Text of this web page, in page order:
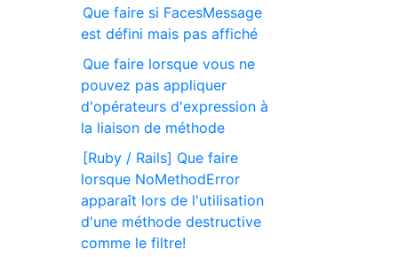
Que faire si FacesMessage
est défini mais pas affiché
Que faire lorsque vous ne
pouvez pas appliquer
d'opérateurs d'expression à
la liaison de méthode
[Ruby / Rails] Que faire
lorsque NoMethodError
apparaît lors de l'utilisation
d'une méthode destructive
comme le filtre!